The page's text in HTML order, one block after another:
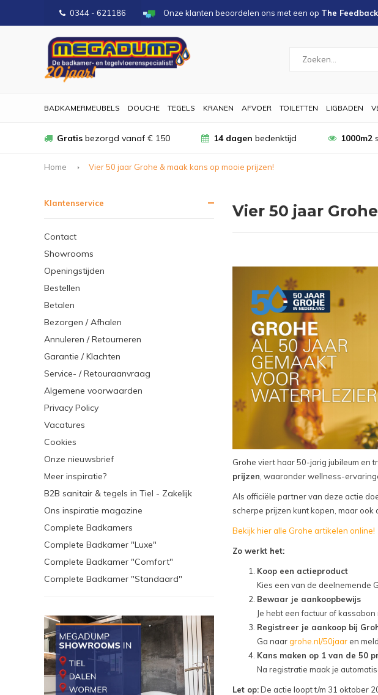
0344 - 621186 Onze klanten beoordelen ons met een op The
BADKAMERMEUBELS DOUCHE TEGELS KRANEN AFVOER TOILETTEN LIGBADEN
Gratis bezorgd vanaf € 150 14 dagen bedenktijd 1000m2
Home Vier 50 jaar Grohe & maak kans op mooie prijzen!
Klantenservice
Contact
Showrooms
Openingstijden
Bestellen
Betalen
Bezorgen / Afhalen
Annuleren / Retourneren
Garantie / Klachten
Service- / Retouraanvraag
Algemene voorwaarden
Privacy Policy
Vacatures
Cookies
Onze nieuwsbrief
Meer inspiratie?
B2B sanitair & tegels in Tiel - Zakelijk
Ons inspiratie magazine
Complete Badkamers
Complete Badkamer "Luxe"
Complete Badkamer "Comfort"
Complete Badkamer "Standaard"
Vier 50 jaar
Grohe viert haar 50-jarig jubileum en
prijzen , waaronder wellness-
Als officiële partner van deze actie
scherpe prijzen kunt kopen, maar
Bekijk hier alle Grohe artikelen online!
Zo werkt het:
Koop een actieproduct
Kies een van de deelnemende
Bewaar je aankoopbewijs
Je hebt een factuur of
Registreer je aankoop bij
Ga naargrohe.nl/50jaaren
Kans maken op 1 van de 50
Na registratie maak je
Let op:De actie loopt t/m 31 oktober